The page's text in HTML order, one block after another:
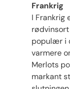
Frankrig
I Frankrig
populær i
varmere
Merlots
markant